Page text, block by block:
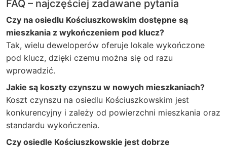
FAQ – najczęściej zadawane pytania
Czy na osiedlu Kościuszkowskim dostępne są
mieszkania z wykończeniem pod klucz?
Tak, wielu deweloperów oferuje lokale wykończone
pod klucz, dzięki czemu można się od razu
wprowadzić.
Jakie są koszty czynszu w nowych mieszkaniach?
Koszt czynszu na osiedlu Kościuszkowskim jest
konkurencyjny i zależy od powierzchni mieszkania oraz
standardu wykończenia.
Czy osiedle Kościuszkowskie jest dobrze